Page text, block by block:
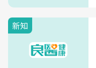
新知